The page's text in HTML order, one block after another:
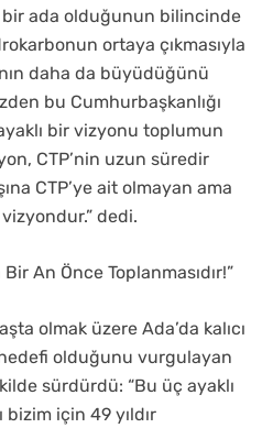
ada olduğunun bilincinde
ortaya çıkmasıyla
daha da büyüdüğünü
bu Cumhurbaşkanlığı
bir vizyonu toplumun
CTP’nin uzun süredir
CTP’ye ait olmayan ama
vizyondur.” dedi.
An Önce Toplanmasıdır!”
olmak üzere Ada’da kalıcı
olduğunu vurgulayan
sürdürdü: “Bu üç ayaklı
için 49 yıldır